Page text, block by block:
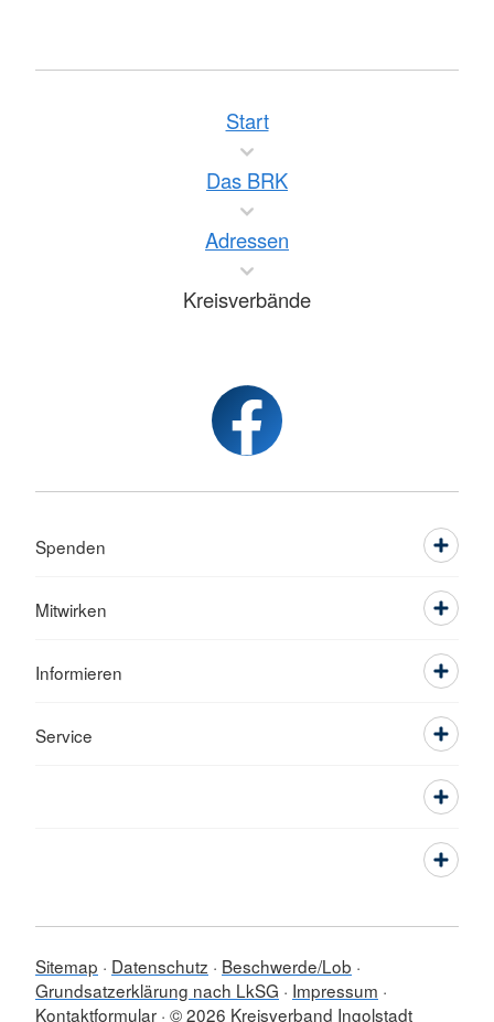
Start
Das BRK
Adressen
Kreisverbände
Spenden
Mitwirken
Informieren
Service
Sitemap Datenschutz
Beschwerde/Lob
Grundsatzerklärung nach LkSG
Impressum
Kontaktformular © 2026 Kreisverband Ingolstadt